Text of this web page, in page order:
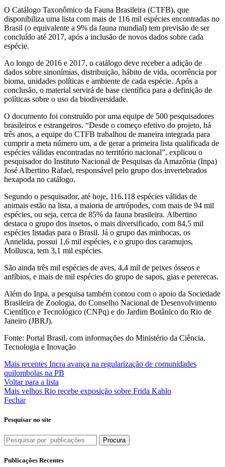
O Catálogo Taxonômico da Fauna Brasileira (CTFB), que
disponibiliza uma lista com mais de 116 mil espécies encontradas no
Brasil (o equivalente a 9% da fauna mundial) tem previsão de ser
concluído até 2017, após a inclusão de novos dados sobre cada
espécie.
Ao longo de 2016 e 2017, o catálogo deve receber a adição de
dados sobre sinonímias, distribuição, hábito de vida, ocorrência por
bioma, unidades políticas e ambiente de cada espécie. Após a
conclusão, o material servirá de base científica para a definição de
políticas sobre o uso da biodiversidade.
O documento foi construído por uma equipe de 500 pesquisadores
brasileiros e estrangeiros. “Desde o começo efetivo do projeto, há
três anos, a equipe do CTFB trabalhou de maneira integrada para
cumprir a meta número um, a de gerar a primeira lista qualificada de
espécies válidas encontradas no território nacional”, explicou o
pesquisador do Instituto Nacional de Pesquisas da Amazônia (Inpa)
José Albertino Rafael, responsável pelo grupo dos invertebrados
hexapoda no catálogo.
Segundo o pesquisador, até hoje, 116.118 espécies válidas de
animais estão na lista, a maioria de artrópodes, com mais de 94 mil
espécies, ou seja, cerca de 85% da fauna brasileira. Albertino
destaca o grupo dos insetos, o mais diversificado, com 84,5 mil
espécies listadas para o Brasil. Já o grupo das minhocas, os
Annelida, possui 1,6 mil espécies, e o grupo dos caramujos,
Mollusca, tem 3,1 mil espécies.
São ainda três mil espécies de aves, 4,4 mil de peixes ósseos e
anfíbios, e mais de mil espécies do grupo de sapos, gias e pererecas.
Além do Inpa, a pesquisa também contou com o apoio da Sociedade
Brasileira de Zoologia, do Conselho Nacional de Desenvolvimento
Científico e Tecnológico (CNPq) e do Jardim Botânico do Rio de
Janeiro (JBRJ).
Fonte: Portal Brasil, com informações do Ministério da Ciência,
Tecnologia e Inovação
Mais recentes Incra avança na regularização de comunidades
quilombolas na PB
Voltar para a lista
Mais velhos Rio recebe exposição sobre Frida Kahlo
Fechar
Pesquisar no site
Procura
Publicações Recentes